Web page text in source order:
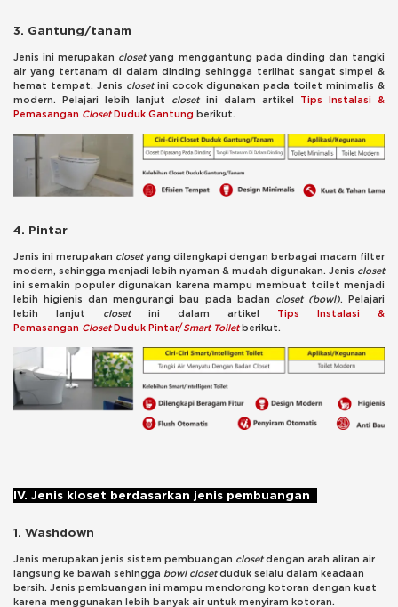
3. Gantung/tanam
Jenis ini merupakan closetyang menggantung pada dinding dan tangki
air yang tertanam di dalam dinding sehingga terlihat sangat simpel &
hemat tempat. Jenis closetini cocok digunakan pada toilet minimalis &
modern. Pelajari lebih lanjut closetini dalam artikel Tips Instalasi &
Pemasangan ClosetDuduk Gantung berikut.
4. Pintar
Jenis ini merupakan closetyang dilengkapi dengan berbagai macam filter
modern, sehingga menjadi lebih nyaman & mudah digunakan. Jenis closet
ini semakin populer digunakan karena mampu membuat toilet menjadi
lebih higienis dan mengurangi bau pada badan closet (bowl). Pelajari
lebih lanjut closetini dalam artikel Tips Instalasi &
Pemasangan ClosetDuduk Pintar/Smart Toiletberikut.
IV. Jenis kloset berdasarkan jenis pembuangan
1. Washdown
Jenis merupakan jenis sistem pembuangan closetdengan arah aliran air
langsung ke bawah sehingga bowl closetduduk selalu dalam keadaan
bersih. Jenis pembuangan ini mampu mendorong kotoran dengan kuat
karena menggunakan lebih banyak air untuk menyiram kotoran.